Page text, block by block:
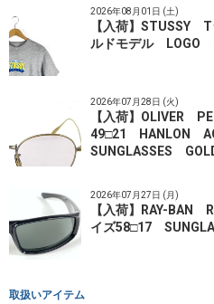
2026年08月01日 (土)
【入荷】
ルドモデル
2026年07月28日 (火)
【入荷】OLIVER
49□21 HANLON
SUNGLASSES
2026年07月27日 (月)
【入荷】RAY-
イズ58□17
取扱いアイテム